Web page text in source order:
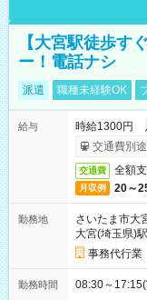
【大宮駅徒歩す
ー！電話ナシ
派遣 職種未経験OK
給与
時給1300円
交通費別
交通費 全額
月収例 20～
勤務地
さいたま市大
大宮(埼玉県)
事務代行業
勤務時間 08:30～